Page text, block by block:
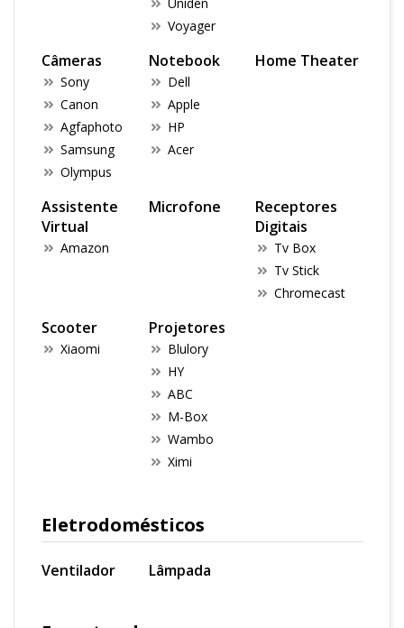
Voyager
Câmeras
Sony
Canon
Agfaphoto
Samsung
Olympus
Notebook
Dell
Apple
HP
Acer
Home Theater
Assistente
Virtual
Amazon
Microfone
Receptores
Digitais
Tv Box
Tv Stick
Chromecast
Scooter
Xiaomi
Projetores
Blulory
HY
ABC
M-Box
Wambo
Ximi
Eletrodomésticos
Ventilador Lâmpada